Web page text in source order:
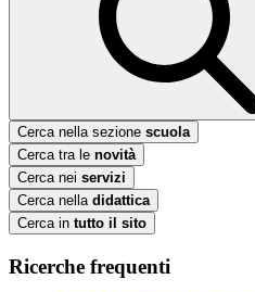
Cerca nella sezione scuola
Cerca tra le novità
Cerca nei servizi
Cerca nella didattica
Cerca in tutto il sito
Ricerche frequenti